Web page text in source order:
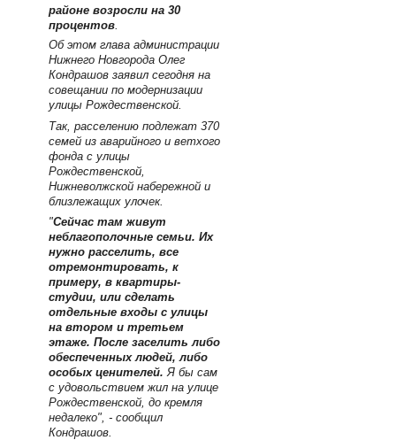
районе возросли на 30
процентов.
Об этом глава администрации
Нижнего Новгорода Олег
Кондрашов заявил сегодня на
совещании по модернизации
улицы Рождественской.
Так, расселению подлежат 370
семей из аварийного и ветхого
фонда с улицы
Рождественской,
Нижневолжской набережной и
близлежащих улочек.
"Сейчас там живут
неблагополочные семьи. Их
нужно расселить, все
отремонтировать, к
примеру, в квартиры-
студии, или сделать
отдельные входы с улицы
на втором и третьем
этаже. После заселить либо
обеспеченных людей, либо
особых ценителей. Я бы сам
с удовольствием жил на улице
Рождественской, до кремля
недалеко", - сообщил
Кондрашов.